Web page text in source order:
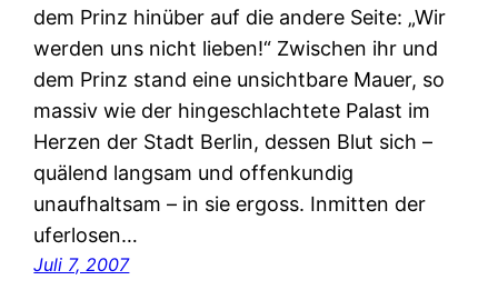
dem Prinz hinüber auf die andere Seite: „Wir
werden uns nicht lieben!“ Zwischen ihr und
dem Prinz stand eine unsichtbare Mauer, so
massiv wie der hingeschlachtete Palast im
Herzen der Stadt Berlin, dessen Blut sich –
quälend langsam und offenkundig
unaufhaltsam – in sie ergoss. Inmitten der
uferlosen…
Juli 7, 2007